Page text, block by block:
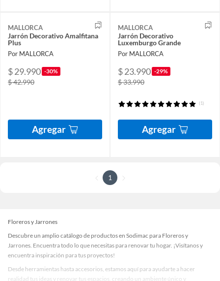
MALLORCA
Jarrón Decorativo Amalfitana
Plus
Por MALLORCA
$ 29.990 -30%
$ 42.990
Agregar
MALLORCA
Jarrón Decorativo
Luxemburgo Grande
Por MALLORCA
$ 23.990 -29%
$ 33.990
(1)
Agregar
1
Floreros y Jarrones
Descubre un amplio catálogo de productos en Sodimac para Floreros y
Jarrones. Encuentra todo lo que necesitas para renovar tu hogar. ¡Visítanos y
encuentra inspiración para tus proyectos!
Desde herramientas hasta accesorios, estamos aquí para ayudarte a hacer
realidad tus ideas y renovar tus espacios, creando un ambiente único y